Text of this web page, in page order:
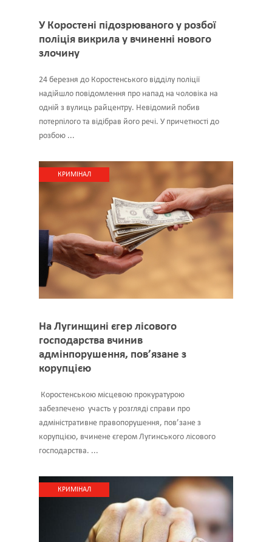
У Коростені підозрюваного у розбої
поліція викрила у вчиненні нового
злочину
24 березня до Коростенського відділу поліції
надійшло повідомлення про напад на чоловіка на
одній з вулиць райцентру. Невідомий побив
потерпілого та відібрав його речі. У причетності до
розбою ...
КРИМІНАЛ
На Лугинщині єгер лісового
господарства вчинив
адмінпорушення, пов’язане з
корупцією
Коростенською місцевою прокуратурою
забезпечено участь у розгляді справи про
адміністративне правопорушення, пов’зане з
корупцією, вчинене єгером Лугинського лісового
господарства. ...
КРИМІНАЛ